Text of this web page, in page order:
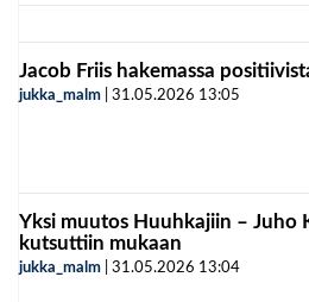
Jacob Friis hakemassa
jukka_malm 31.05.2026 13:05
Yksi muutos Huuhkajiin – Juho
kutsuttiin mukaan
jukka_malm 31.05.2026 13:04